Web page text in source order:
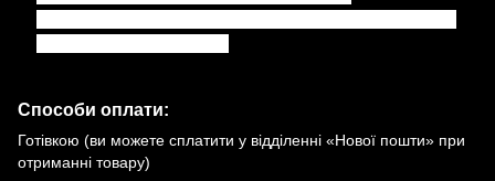
Способи оплати:
Готівкою (ви можете сплатити у відділенні «Нової пошти» при
отриманні товару)